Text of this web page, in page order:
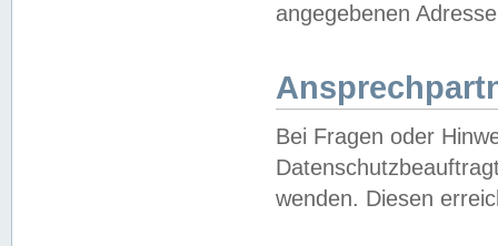
angegebenen
Bei Fragen oder
wenden. Diesen